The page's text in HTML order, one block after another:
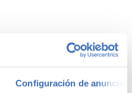
Configuración de anuncios
227 €/mes
15.990